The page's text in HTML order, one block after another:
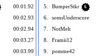
00:01.92
00:02.93
00:02.94
00:03.27
00:03.99
5.
BumperStkr 6
6.
somsUnderscore
7.
NotMelt
8.
Framii12
9.
pomme42